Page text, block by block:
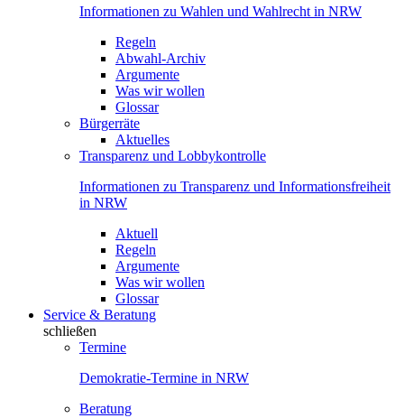
Informationen zu Wahlen und Wahlrecht in NRW
Regeln
Abwahl-Archiv
Argumente
Was wir wollen
Glossar
Bürgerräte
Aktuelles
Transparenz und Lobbykontrolle
Informationen zu Transparenz und Informationsfreiheit
in NRW
Aktuell
Regeln
Argumente
Was wir wollen
Glossar
Service & Beratung
schließen
Termine
Demokratie-Termine in NRW
Beratung